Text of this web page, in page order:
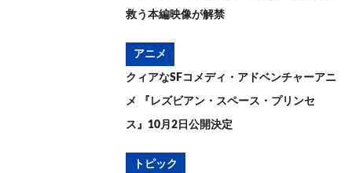
救う本編映像が解禁
アニメ
クィアなSFコメディ・アドベンチャーアニ
メ 『レズビアン・スペース・プリンセ
ス』10月2日公開決定
トピック